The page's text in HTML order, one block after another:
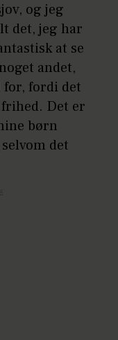
og jeg
det, jeg har
at se
andet,
for, fordi det
Det er
børn
det